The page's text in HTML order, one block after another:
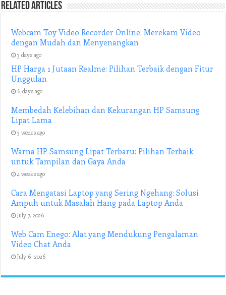
Related Articles
Webcam Toy Video Recorder Online: Merekam Video
dengan Mudah dan Menyenangkan
3 days ago
HP Harga 1 Jutaan Realme: Pilihan Terbaik dengan Fitur
Unggulan
6 days ago
Membedah Kelebihan dan Kekurangan HP Samsung
Lipat Lama
3 weeks ago
Warna HP Samsung Lipat Terbaru: Pilihan Terbaik
untuk Tampilan dan Gaya Anda
4 weeks ago
Cara Mengatasi Laptop yang Sering Ngehang: Solusi
Ampuh untuk Masalah Hang pada Laptop Anda
July 7, 2026
Web Cam Enego: Alat yang Mendukung Pengalaman
Video Chat Anda
July 6, 2026